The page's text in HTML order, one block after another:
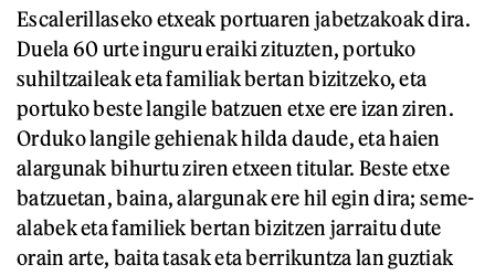
Escalerillaseko etxeak portuaren jabetzakoak dira.
Duela 60 urte inguru eraiki zituzten, portuko
suhiltzaileak eta familiak bertan bizitzeko, eta
portuko beste langile batzuen etxe ere izan ziren.
Orduko langile gehienak hilda daude, eta haien
alargunak bihurtu ziren etxeen titular. Beste etxe
batzuetan, baina, alargunak ere hil egin dira; seme-
alabek eta familiek bertan bizitzen jarraitu dute
orain arte, baita tasak eta berrikuntza lan guztiak